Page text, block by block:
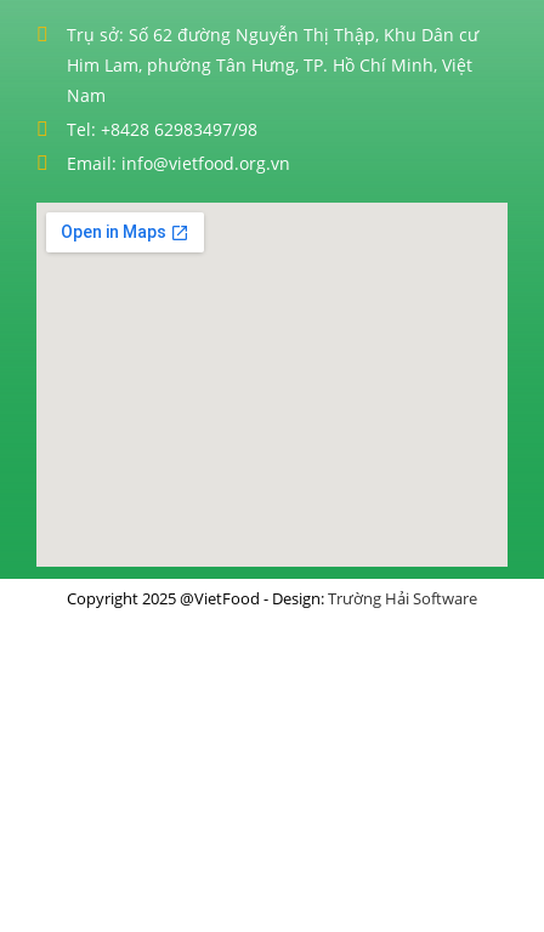
Trụ sở: Số 62 đường Nguyễn Thị Thập, Khu Dân cư
Him Lam, phường Tân Hưng, TP. Hồ Chí Minh, Việt
Nam
Tel: +8428 62983497/98
Email: info@vietfood.org.vn
Copyright 2025 @VietFood - Design:Trường Hải Software